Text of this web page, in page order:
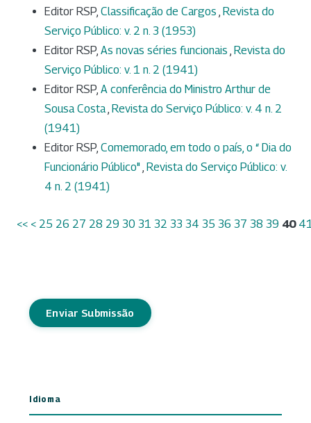
Editor RSP, Classificação de Cargos , Revista do
Serviço Público: v. 2 n. 3 (1953)
Editor RSP, As novas séries funcionais , Revista do
Serviço Público: v. 1 n. 2 (1941)
Editor RSP, A conferência do Ministro Arthur de
Sousa Costa, Revista do Serviço Público: v. 4 n. 2
(1941)
Editor RSP, Comemorado, em todo o país, o “ Dia do
Funcionário Público" , Revista do Serviço Público: v.
4 n. 2 (1941)
<< < 25 26 27 28 29 30 31 32 33 34 35 36 37 38 39 40
Enviar Submissão
Idioma